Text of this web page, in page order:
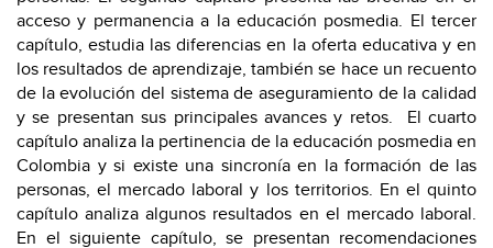
acceso y permanencia a la educación posmedia. El tercer
capítulo, estudia las diferencias en la oferta educativa y en
los resultados de aprendizaje, también se hace un recuento
de la evolución del sistema de aseguramiento de la calidad
y se presentan sus principales avances y retos. El cuarto
capítulo analiza la pertinencia de la educación posmedia en
Colombia y si existe una sincronía en la formación de las
personas, el mercado laboral y los territorios. En el quinto
capítulo analiza algunos resultados en el mercado laboral.
En el siguiente capítulo, se presentan recomendaciones